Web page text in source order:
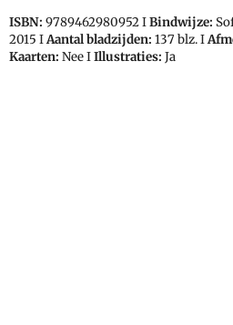
ISBN: 9789462980952 IBindwijze:
2015 IAantal bladzijden: 137 blz. I
Kaarten: Nee IIllustraties: Ja